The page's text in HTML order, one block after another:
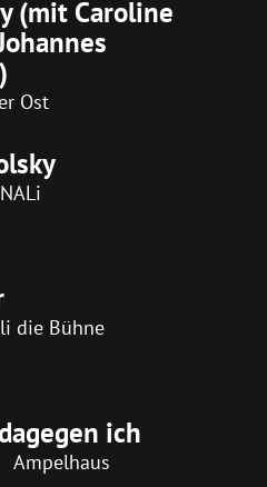
(mit Caroline
Ost
die Bühne
ich
Ampelhaus